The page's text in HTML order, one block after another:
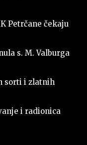
Petrčane čekaju
s. M. Valburga
sorti i zlatnih
i radionica